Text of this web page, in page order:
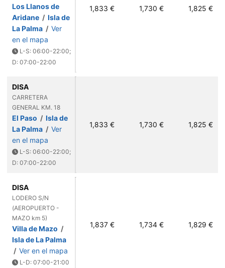
Los Llanos de
Aridane / Isla de
La Palma / Ver
en el mapa
L-S: 06:00-22:00;
D: 07:00-22:00
1,833 € 1,730 € 1,825 €
DISA
CARRETERA
GENERAL KM. 18
El Paso / Isla de
La Palma / Ver
en el mapa
L-S: 06:00-22:00;
D: 07:00-22:00
1,833 € 1,730 € 1,825 €
DISA
LODERO S/N
(AEROPUERTO -
MAZO km 5)
Villa de Mazo /
Isla de La Palma
/ Ver en el mapa
L-D: 07:00-21:00
1,837 € 1,734 € 1,829 €